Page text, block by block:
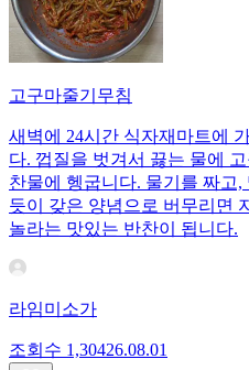
고구마줄기무침
새벽에 24시간 식자재마트에
다. 껍질을 벗겨서 끓는 물에
찬물에 헹굽니다. 물기를 짜고
듯이 갖은 양념으로 버무리면
놀라는 맛있는 반찬이 됩니다.
라임미소가
조회수 1,30426.08.01